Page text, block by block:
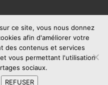
ce site, vous nous donnez
afin d'améliorer votre
des contenus et services
vous permettant l'utilisation
sociaux.
REFUSER